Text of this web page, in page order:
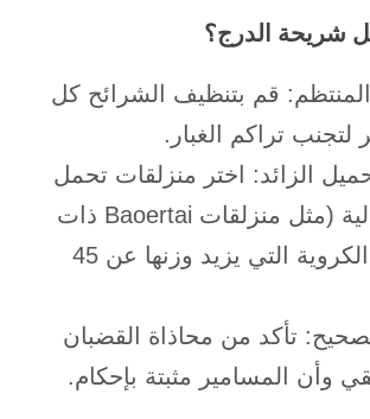
شريحة الدرج؟
المنتظم: قم بتنظيف الشرائح كل
تراكم الغبار.
الزائد: اختر منزلقات تحمل
حمولة عالية (مثل منزلقات Baoertai ذات
المحامل الكروية التي يزيد وزنها عن 45
تأكد من محاذاة القضبان
وأن المسامير مثبتة بإحكام.